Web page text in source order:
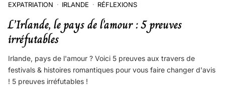
EXPATRIATION IRLANDE RÉFLEXIONS
L’Irlande, le pays de l’amour : 5 preuves
irréfutables
Irlande, pays de l'amour ? Voici 5 preuves aux travers de
festivals & histoires romantiques pour vous faire changer d'avis
! 5 preuves irréfutables !